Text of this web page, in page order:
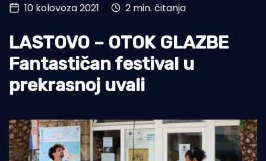
Pomorstvo
Ekologija
Tradicija i kultura
10 kolovoza 2021 2 min. čitanja
LASTOVO – OTOK GLAZBE
Fantastičan festival u
prekrasnoj uvali